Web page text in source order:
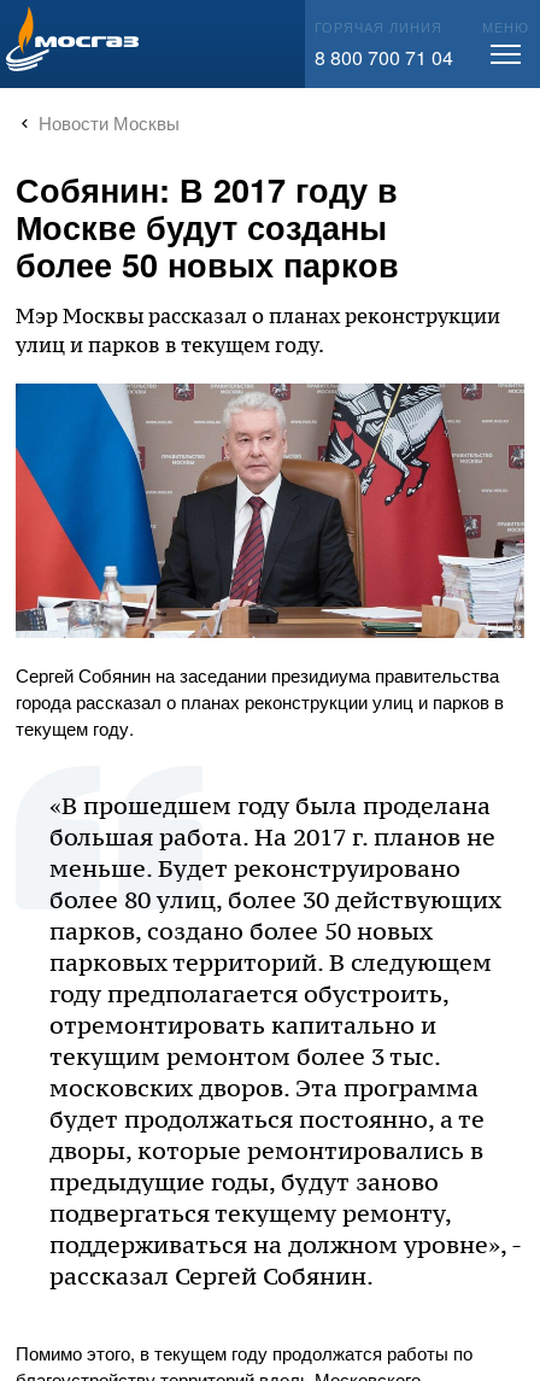
info@mos-gaz.ru ГОРЯЧАЯ ЛИНИЯ
8 800 700 71 04
МЕНЮ
Новости Москвы
Собянин: В 2017 году в
Москве будут созданы
более 50 новых парков
Мэр Москвы рассказал о планах реконструкции
улиц и парков в текущем году.
Сергей Собянин на заседании президиума правительства
города рассказал о планах реконструкции улиц и парков в
текущем году.
«В прошедшем году была проделана
большая работа. На 2017 г. планов не
меньше. Будет реконструировано
более 80 улиц, более 30 действующих
парков, создано более 50 новых
парковых территорий. В следующем
году предполагается обустроить,
отремонтировать капитально и
текущим ремонтом более 3 тыс.
московских дворов. Эта программа
будет продолжаться постоянно, а те
дворы, которые ремонтировались в
предыдущие годы, будут заново
подвергаться текущему ремонту,
поддерживаться на должном уровне», -
рассказал Сергей Собянин.
Помимо этого, в текущем году продолжатся работы по